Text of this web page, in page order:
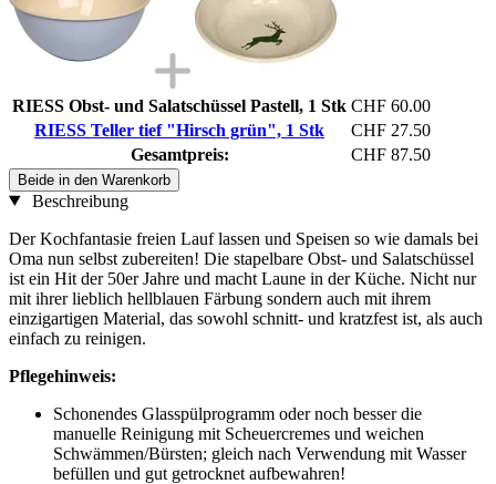
RIESS Obst- und Salatschüssel Pastell, 1 Stk CHF 60.00
RIESS Teller tief "Hirsch grün", 1 Stk
CHF 27.50
Gesamtpreis:
CHF 87.50
Beide in den Warenkorb
Beschreibung
Der Kochfantasie freien Lauf lassen und Speisen so wie damals bei
Oma nun selbst zubereiten! Die stapelbare Obst- und Salatschüssel
ist ein Hit der 50er Jahre und macht Laune in der Küche. Nicht nur
mit ihrer lieblich hellblauen Färbung sondern auch mit ihrem
einzigartigen Material, das sowohl schnitt- und kratzfest ist, als auch
einfach zu reinigen.
Pflegehinweis:
Schonendes Glasspülprogramm oder noch besser die
manuelle Reinigung mit Scheuercremes und weichen
Schwämmen/Bürsten; gleich nach Verwendung mit Wasser
befüllen und gut getrocknet aufbewahren!